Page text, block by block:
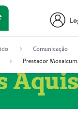
Comunicação
Prestador